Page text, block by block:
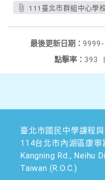
111臺北市群組中心學
最後更新日期：
點擊率： 393 |
臺北市國民中學課程
114台北市內湖區康
Kangning Rd., Neihu
Taiwan (R.O.C.)